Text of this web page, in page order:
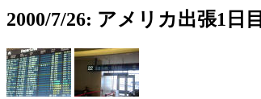
2000/7/26: アメリカ出張1日目